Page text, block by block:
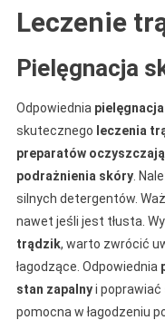
Leczenie
Pielęgnacja
Odpowiednia
skutecznego leczenia
preparatów
podrażnienia skóry.
silnych detergentów.
nawet jeśli jest tłusta.
trądzik, warto zwrócić
łagodzące. Odpowiednia
stan zapalnyi poprawiać
pomocna w łagodzeniu